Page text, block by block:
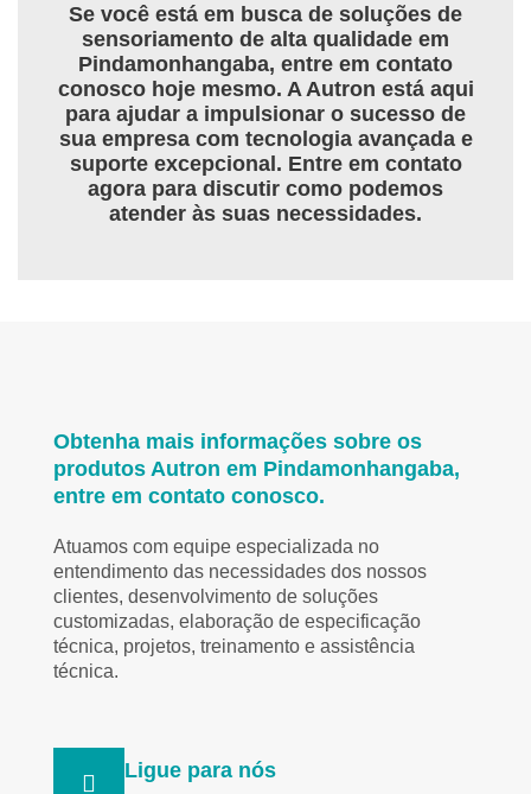
Se você está em busca de soluções de
sensoriamento de alta qualidade em
Pindamonhangaba, entre em contato
conosco hoje mesmo. A Autron está aqui
para ajudar a impulsionar o sucesso de
sua empresa com tecnologia avançada e
suporte excepcional. Entre em contato
agora para discutir como podemos
atender às suas necessidades.
Obtenha mais informações sobre os
produtos Autron em Pindamonhangaba,
entre em contato conosco.
Atuamos com equipe especializada no
entendimento das necessidades dos nossos
clientes, desenvolvimento de soluções
customizadas, elaboração de especificação
técnica, projetos, treinamento e assistência
técnica.
Ligue para nós